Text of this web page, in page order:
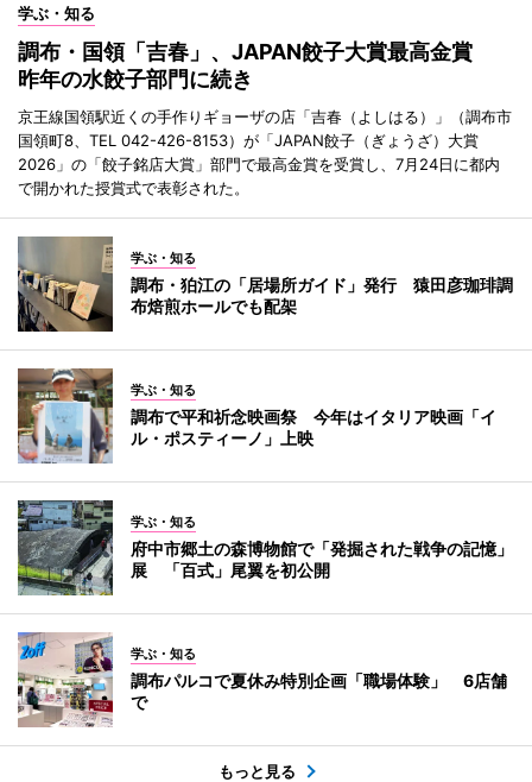
学ぶ・知る
調布・国領「吉春」、JAPAN餃子大賞最高金賞
昨年の水餃子部門に続き
京王線国領駅近くの手作りギョーザの店「吉春（よしはる）」（調布市
国領町8、TEL 042-426-8153）が「JAPAN餃子（ぎょうざ）大賞
2026」の「餃子銘店大賞」部門で最高金賞を受賞し、7月24日に都内
で開かれた授賞式で表彰された。
学ぶ・知る
調布・狛江の「居場所ガイド」発行 猿田彦珈琲調
布焙煎ホールでも配架
学ぶ・知る
調布で平和祈念映画祭 今年はイタリア映画「イ
ル・ポスティーノ」上映
学ぶ・知る
府中市郷土の森博物館で「発掘された戦争の記憶」
展 「百式」尾翼を初公開
学ぶ・知る
調布パルコで夏休み特別企画「職場体験」 6店舗
で
もっと見る